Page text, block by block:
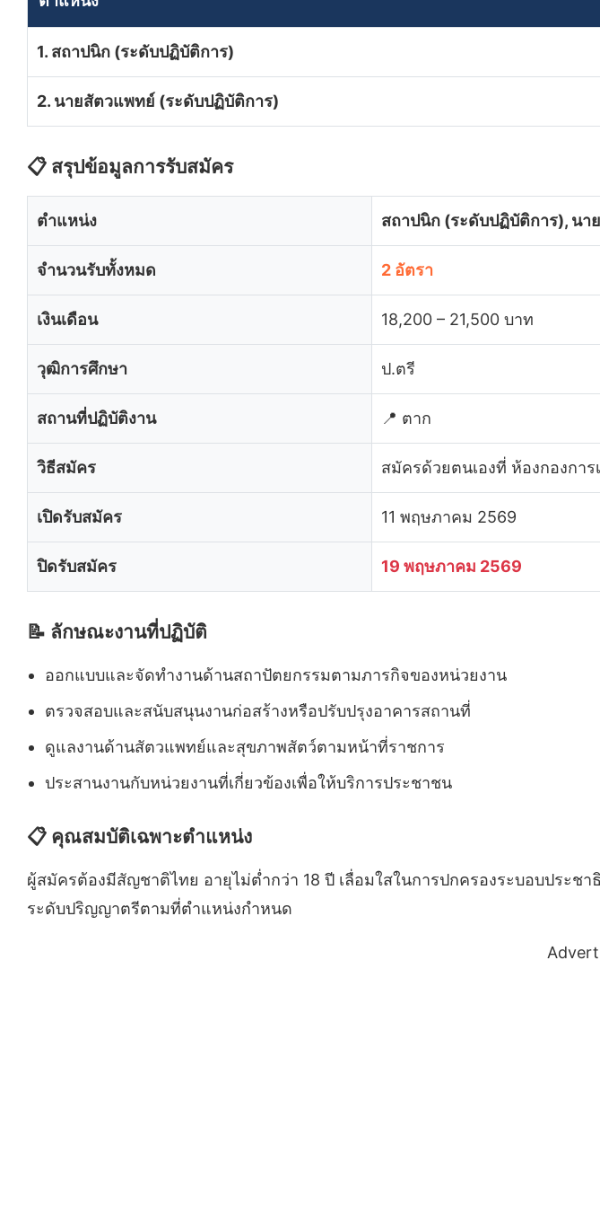
1. สถาปนิก (ระดับปฏิบัติการ)
2. นายสัตวแพทย์ (ระดับปฏิบัติการ)
📋 สรุปข้อมูลการรับสมัคร
ตำแหน่ง สถาปนิก (ระดับปฏิบัติการ), น
จำนวนรับทั้งหมด 2 อัตรา
เงินเดือน 18,200 – 21,500 บาท
วุฒิการศึกษา ป.ตรี
สถานที่ปฏิบัติงาน 📍 ตาก
วิธีสมัคร สมัครด้วยตนเองที่ ห้องกองกา
เปิดรับสมัคร 11 พฤษภาคม 2569
ปิดรับสมัคร 19 พฤษภาคม 2569
📝 ลักษณะงานที่ปฏิบัติ
ออกแบบและจัดทำงานด้านสถาปัตยกรรมตามภารกิจของหน่วยงาน
ตรวจสอบและสนับสนุนงานก่อสร้างหรือปรับปรุงอาคารสถานที่
ดูแลงานด้านสัตวแพทย์และสุขภาพสัตว์ตามหน้าที่ราชการ
ประสานงานกับหน่วยงานที่เกี่ยวข้องเพื่อให้บริการประชาชน
📋 คุณสมบัติเฉพาะตำแหน่ง
ผู้สมัครต้องมีสัญชาติไทย อายุไม่ต่ำกว่า 18 ปี เลื่อมใสในการปกครองระบอบประ
ระดับปริญญาตรีตามที่ตำแหน่งกำหนด